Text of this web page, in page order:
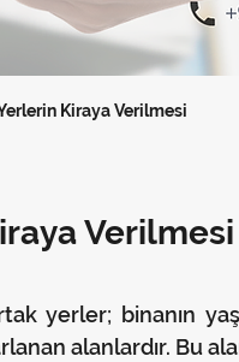
Kiraya Verilmesi
Verilmesi
yerler; binanın
alanlardır. Bu